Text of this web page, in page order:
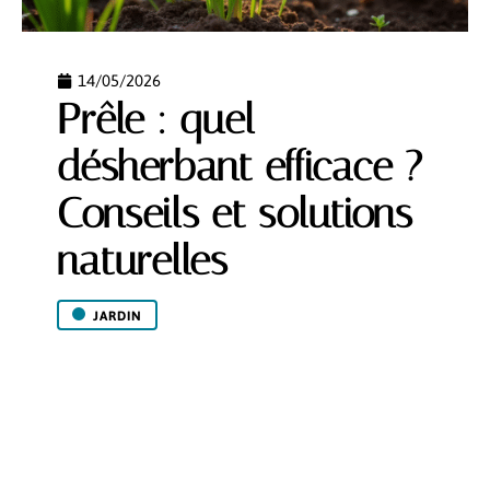
14/05/2026
Prêle : quel
désherbant efficace ?
Conseils et solutions
naturelles
JARDIN